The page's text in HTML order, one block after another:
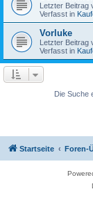
Letzter Beitrag
Verfasst in
Vorluke
Letzter Beitrag
Verfasst in
Die Suche
Startseite Foren-